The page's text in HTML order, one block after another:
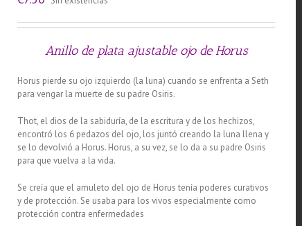
Anillo de plata ajustable ojo de Horus
Horus pierde su ojo izquierdo (la luna) cuando se enfrenta a Seth
para vengar la muerte de su padre Osiris.
Thot, el dios de la sabiduría, de la escritura y de los hechizos,
encontró los 6 pedazos del ojo, los juntó creando la luna llena y
se lo devolvió a Horus. Horus, a su vez, se lo da a su padre Osiris
para que vuelva a la vida.
Se creía que el amuleto del ojo de Horus tenía poderes curativos
y de protección. Se usaba para los vivos especialmente como
protección contra enfermedades